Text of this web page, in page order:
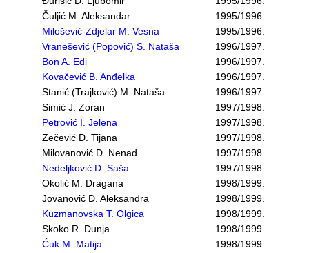
Čuljić M. Aleksandar
1995/1996.
Milošević-Zdjelar M. Vesna
1995/1996.
Vranešević (Popović) S. Nataša
1996/1997.
Bon A. Edi
1996/1997.
Kovačević B. Anđelka
1996/1997.
Stanić (Trajković) M. Nataša
1996/1997.
Simić J. Zoran
1997/1998.
Petrović I. Jelena
1997/1998.
Zečević D. Tijana
1997/1998.
Milovanović D. Nenad
1997/1998.
Nedeljković D. Saša
1997/1998.
Okolić M. Dragana
1998/1999.
Jovanović Đ. Aleksandra
1998/1999.
Kuzmanovska T. Olgica
1998/1999.
Skoko R. Dunja
1998/1999.
Ćuk M. Matija
1998/1999.